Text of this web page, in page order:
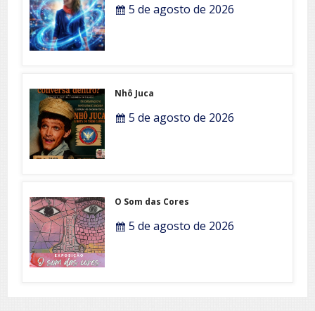
5 de agosto de 2026
Nhô Juca
5 de agosto de 2026
O Som das Cores
5 de agosto de 2026